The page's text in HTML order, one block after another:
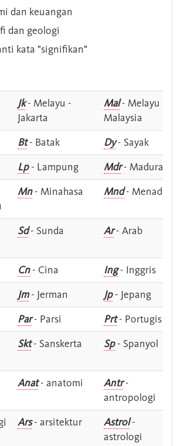
dan keuangan
dan geologi
kata "signifikan"
Jk- Melayu -
Jakarta
Mal- Melayu -
Malaysia
Bt- Batak Dy- Sayak
Lp- Lampung Mdr- Madura
Mn- Minahasa Mnd- Menado
Sd- Sunda Ar- Arab
Cn- Cina Ing- Inggris
Jm- Jerman Jp- Jepang
Par- Parsi Prt- Portugis
Skt- Sanskerta Sp- Spanyol
Anat- anatomi Antr-
antropologi
Ars- arsitektur Astrol-
astrologi